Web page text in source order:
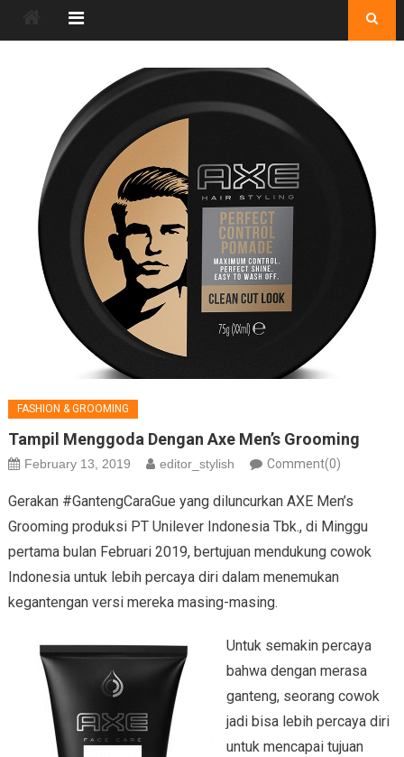
FASHION & GROOMING
Tampil Menggoda Dengan Axe Men’s Grooming
February 13, 2019 editor_stylish Comment(0)
Gerakan #GantengCaraGue yang diluncurkan AXE Men’s
Grooming produksi PT Unilever Indonesia Tbk., di Minggu
pertama bulan Februari 2019, bertujuan mendukung cowok
Indonesia untuk lebih percaya diri dalam menemukan
kegantengan versi mereka masing-masing.
Untuk semakin percaya
bahwa dengan merasa
ganteng, seorang cowok
jadi bisa lebih percaya diri
untuk mencapai tujuan